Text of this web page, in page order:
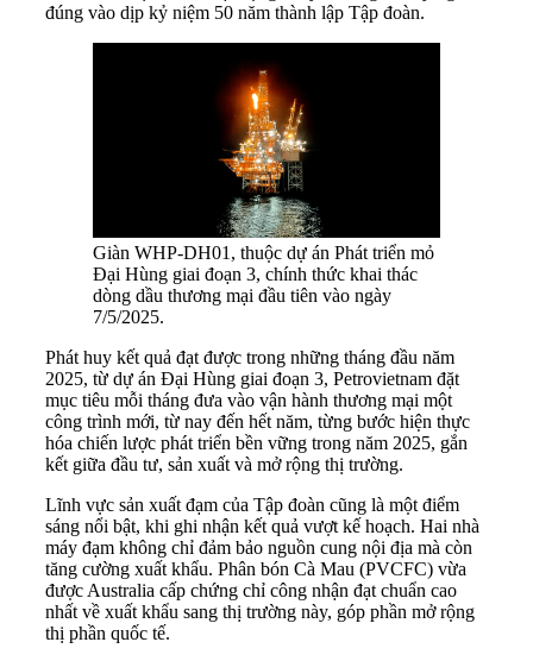
đúng vào dịp kỷ niệm 50 năm thành lập Tập đoàn.
Giàn WHP-DH01, thuộc dự án Phát triển mỏ
Đại Hùng giai đoạn 3, chính thức khai thác
dòng dầu thương mại đầu tiên vào ngày
7/5/2025.
Phát huy kết quả đạt được trong những tháng đầu năm
2025, từ dự án Đại Hùng giai đoạn 3, Petrovietnam đặt
mục tiêu mỗi tháng đưa vào vận hành thương mại một
công trình mới, từ nay đến hết năm, từng bước hiện thực
hóa chiến lược phát triển bền vững trong năm 2025, gắn
kết giữa đầu tư, sản xuất và mở rộng thị trường.
Lĩnh vực sản xuất đạm của Tập đoàn cũng là một điểm
sáng nổi bật, khi ghi nhận kết quả vượt kế hoạch. Hai nhà
máy đạm không chỉ đảm bảo nguồn cung nội địa mà còn
tăng cường xuất khẩu. Phân bón Cà Mau (PVCFC) vừa
được Australia cấp chứng chỉ công nhận đạt chuẩn cao
nhất về xuất khẩu sang thị trường này, góp phần mở rộng
thị phần quốc tế.